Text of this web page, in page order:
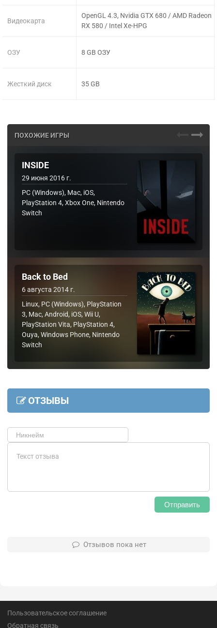
Видеокарта
ОЗУ
Жесткий диск
OpenGL 4.3, Nvidia GTX 680 / AMD Radeon
RX 580 / Intel Xe-HPG
8 GB ОЗУ
35 GB
ПОХОЖИЕ ИГРЫ
INSIDE
29 июня 2016 г.
PC (Windows), Mac, iOS,
PlayStation 4, Xbox One, Nintendo
Switch
Back to Bed
6 августа 2014 г.
Linux, PC (Windows), PlayStation
3, Mac, Android, iOS, Wii U,
PlayStation Vita, PlayStation 4,
Ouya, Windows Phone, Nintendo
Switch
ОТЗЫВЫ
Отправить
Отзывов пока нет
Пользовательское соглашение
Обратная связь